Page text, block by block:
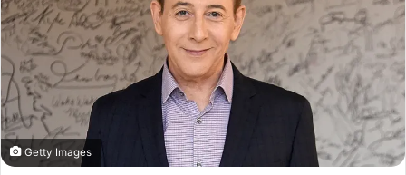
o
X
r
u
n
c
o
u
r
Getty Images